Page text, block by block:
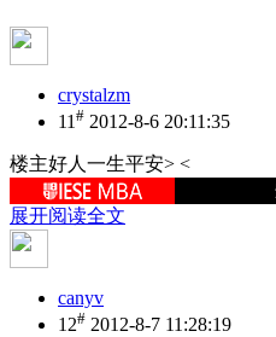
crystalzm
11 # 2012-8-6 20:11:35
楼主好人一生平安> <
展开阅读全文
canyv
12# 2012-8-7 11:28:19